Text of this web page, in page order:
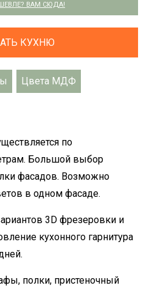
ВАМ СЮДА!
КУХНЮ
Цвета МДФ
по
Большой выбор
фасадов. Возможно
в одном фасаде.
3D фрезеровки и
кухонного гарнитура
полки, пристеночный